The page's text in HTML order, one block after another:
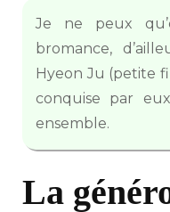
Je ne peux
bromance,
Hyeon Ju (petite
conquise par
ensemble.
La